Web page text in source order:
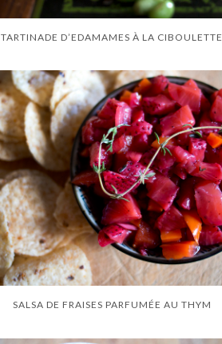
TARTINADE D’EDAMAMES À LA CIBOULETTE
SALSA DE FRAISES PARFUMÉE AU THYM